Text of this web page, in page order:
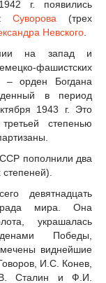
г. появились
Суворова (трех
Невского.
на запад и
фашистских
– орден Богдана
в период
1943 г. Это
степенью
пополнили два
девятнадцать
мира. Она
украшалась
Победы,
виднейшие
И.С. Конев,
Сталин и Ф.И.